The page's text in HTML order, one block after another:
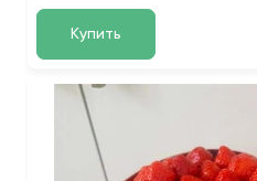
Купить